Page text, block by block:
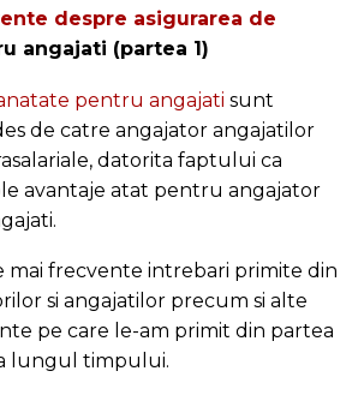
despre asigurarea de
angajati (partea 1)
pentru angajati sunt
de catre angajator angajatilor
datorita faptului ca
avantaje atat pentru angajator
mai frecvente intrebari primite din
si angajatilor precum si alte
pe care le-am primit din partea
lungul timpului.